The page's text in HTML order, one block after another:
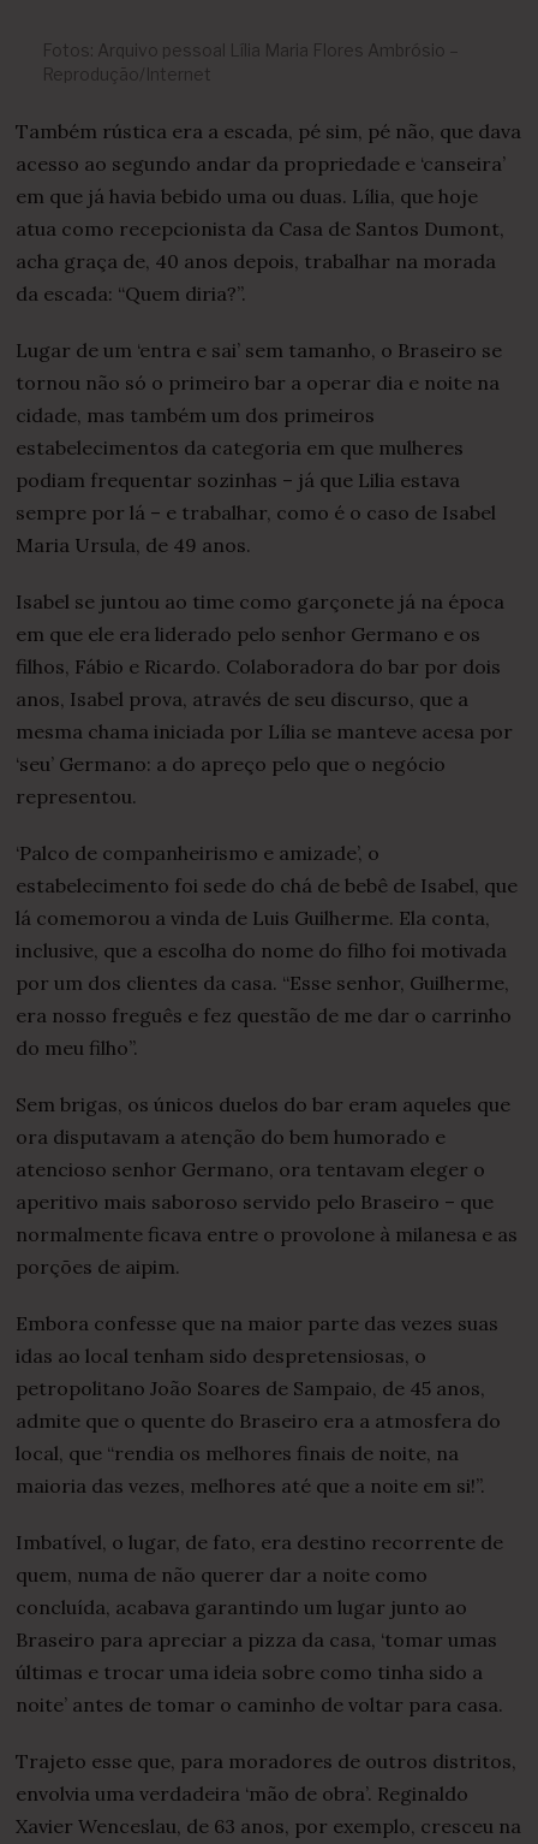
Fotos: Arquivo pessoal Lília Maria Flores Ambrósio –
Reprodução/Internet
Também rústica era a escada, pé sim, pé não, que dava
acesso ao segundo andar da propriedade e ‘canseira’
em que já havia bebido uma ou duas. Lília, que hoje
atua como recepcionista da Casa de Santos Dumont,
acha graça de, 40 anos depois, trabalhar na morada
da escada: “Quem diria?”.
Lugar de um ‘entra e sai’ sem tamanho, o Braseiro se
tornou não só o primeiro bar a operar dia e noite na
cidade, mas também um dos primeiros
estabelecimentos da categoria em que mulheres
podiam frequentar sozinhas – já que Lilia estava
sempre por lá – e trabalhar, como é o caso de Isabel
Maria Ursula, de 49 anos.
Isabel se juntou ao time como garçonete já na época
em que ele era liderado pelo senhor Germano e os
filhos, Fábio e Ricardo. Colaboradora do bar por dois
anos, Isabel prova, através de seu discurso, que a
mesma chama iniciada por Lília se manteve acesa por
‘seu’ Germano: a do apreço pelo que o negócio
representou.
‘Palco de companheirismo e amizade’, o
estabelecimento foi sede do chá de bebê de Isabel, que
lá comemorou a vinda de Luis Guilherme. Ela conta,
inclusive, que a escolha do nome do filho foi motivada
por um dos clientes da casa. “Esse senhor, Guilherme,
era nosso freguês e fez questão de me dar o carrinho
do meu filho”.
Sem brigas, os únicos duelos do bar eram aqueles que
ora disputavam a atenção do bem humorado e
atencioso senhor Germano, ora tentavam eleger o
aperitivo mais saboroso servido pelo Braseiro – que
normalmente ficava entre o provolone à milanesa e as
porções de aipim.
Embora confesse que na maior parte das vezes suas
idas ao local tenham sido despretensiosas, o
petropolitano João Soares de Sampaio, de 45 anos,
admite que o quente do Braseiro era a atmosfera do
local, que “rendia os melhores finais de noite, na
maioria das vezes, melhores até que a noite em si!”.
Imbatível, o lugar, de fato, era destino recorrente de
quem, numa de não querer dar a noite como
concluída, acabava garantindo um lugar junto ao
Braseiro para apreciar a pizza da casa, ‘tomar umas
últimas e trocar uma ideia sobre como tinha sido a
noite’ antes de tomar o caminho de voltar para casa.
Trajeto esse que, para moradores de outros distritos,
envolvia uma verdadeira ‘mão de obra’. Reginaldo
Xavier Wenceslau, de 63 anos, por exemplo, cresceu na